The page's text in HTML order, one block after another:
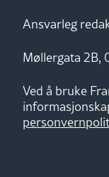
Ansvarleg
Møllergata 2B,
Ved å bruke